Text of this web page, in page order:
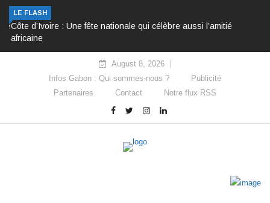
LE FLASH
Côte d’Ivoire : Une fête nationale qui célèbre aussi l’amitié
africaine
August 8, 2026
Infos Gabon : Qui sommes-nous ?
Publicité
Partenaires
Contact Notre flux RSS